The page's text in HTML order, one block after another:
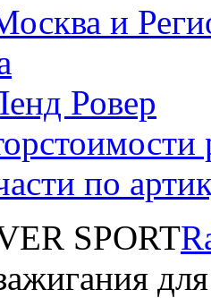
и
Ровер
стоимости
по
SPORT